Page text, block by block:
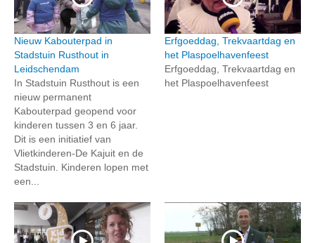
Nieuw Kabouterpad in
Stadstuin Rusthout in
Leidschendam
In Stadstuin Rusthout is een
nieuw permanent
Kabouterpad geopend voor
kinderen tussen 3 en 6 jaar.
Dit is een initiatief van
Vlietkinderen-De Kajuit en de
Stadstuin. Kinderen lopen met
een...
Erfgoeddag, Trekvaartdag en
het Plaspoelhavenfeest
Erfgoeddag, Trekvaartdag en
het Plaspoelhavenfeest